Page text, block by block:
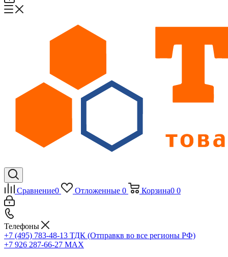
Сравнение0 Отложенные 0 Корзина0 0
Телефоны
+7 (495) 783-48-13 ТДК (Отправкв во все регионы РФ)
+7 926 287-66-27 МАХ